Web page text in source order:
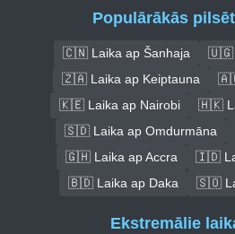
Populārākās
🇨🇳 Laika ap Šanhaja
🇺🇬
🇿🇦 Laika ap Keiptauna
🇰🇪 Laika ap Nairobi
🇭🇰
🇸🇩 Laika ap Omdurmāna
🇬🇭 Laika ap Accra
🇮🇩
🇧🇩 Laika ap Daka
🇸🇴
Ekstremālie